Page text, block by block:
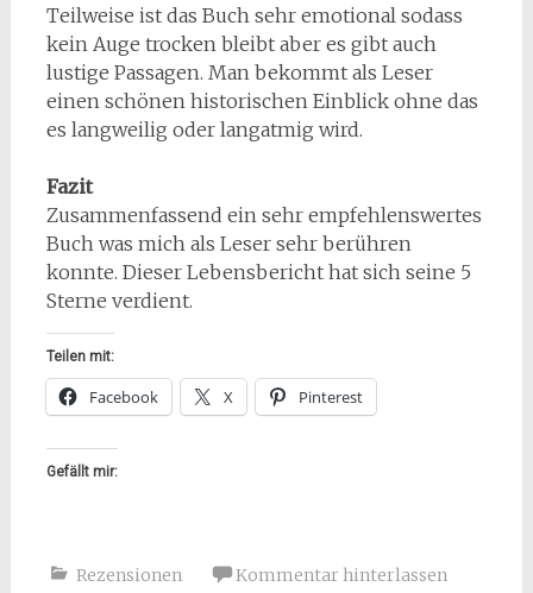
Teilweise ist das Buch sehr emotional sodass
kein Auge trocken bleibt aber es gibt auch
lustige Passagen. Man bekommt als Leser
einen schönen historischen Einblick ohne das
es langweilig oder langatmig wird.
Fazit
Zusammenfassend ein sehr empfehlenswertes
Buch was mich als Leser sehr berühren
konnte. Dieser Lebensbericht hat sich seine 5
Sterne verdient.
Teilen mit:
Facebook X Pinterest
Gefällt mir:
Rezensionen Kommentar hinterlassen